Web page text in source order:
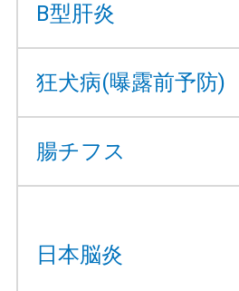
B型肝炎
狂犬病(曝露前予防)
腸チフス
日本脳炎